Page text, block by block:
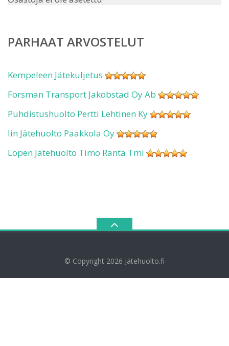
PARHAAT ARVOSTELUT
Kempeleen Jätekuljetus
Forsman Transport Jakobstad Oy Ab
Puhdistushuolto Pertti Lehtinen Ky
Iin Jätehuolto Paakkola Oy
Lopen Jätehuolto Timo Ranta Tmi
© Copyright 2026 Jätehuolto.fi